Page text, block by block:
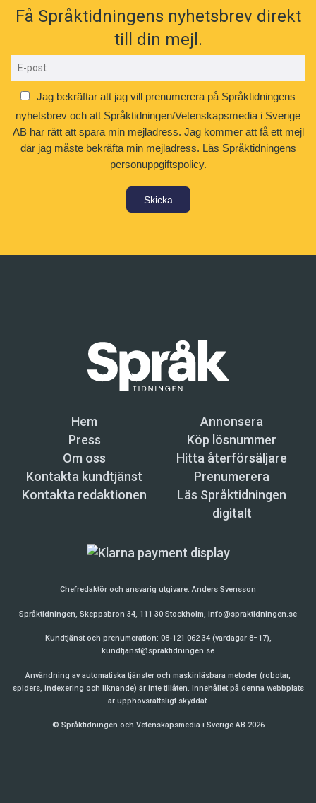
Få Språktidningens nyhetsbrev direkt
till din mejl.
Jag bekräftar att jag vill prenumerera på Språktidningens
nyhetsbrev och att Språktidningen/Vetenskapsmedia i Sverige
AB har rätt att spara min mejladress. Jag kommer att få ett mejl
där jag måste bekräfta min mejladress. Läs Språktidningens
personuppgiftspolicy.
Skicka
Hem
Annonsera
Press
Köp lösnummer
Om oss
Hitta återförsäljare
Kontakta kundtjänst
Prenumerera
Kontakta redaktionen
Läs Språktidningen
digitalt
Chefredaktör och ansvarig utgivare:Anders Svensson
Språktidningen, Skeppsbron 34, 111 30 Stockholm, info@spraktidningen.se
Kundtjänst och prenumeration: 08-121 062 34 (vardagar 8–17),
kundtjanst@spraktidningen.se
Användning av automatiska tjänster och maskinläsbara metoder (robotar,
spiders, indexering och liknande) är inte tillåten. Innehållet på denna webbplats
är upphovsrättsligt skyddat.
© Språktidningen och Vetenskapsmedia i Sverige AB 2026